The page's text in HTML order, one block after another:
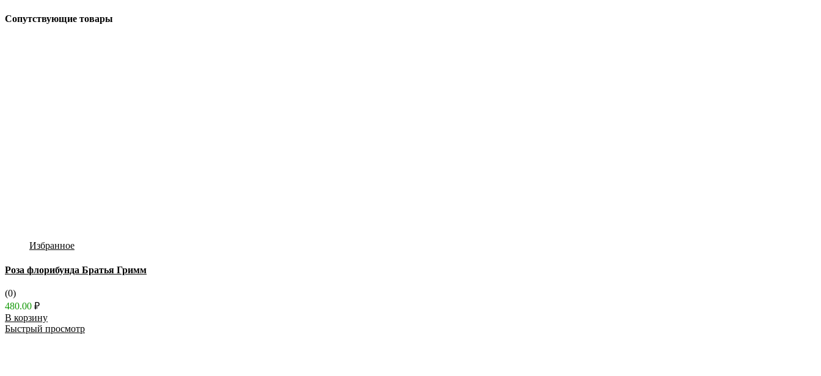
Сопутствующие товары
Избранное
Роза флорибунда Братья Гримм
(0)
480.00 ₽
В корзину
Быстрый просмотр